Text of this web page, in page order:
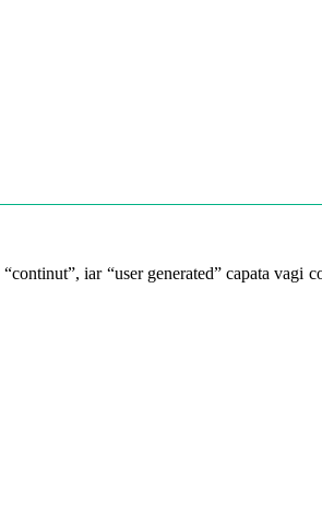
iar “user generated” capata